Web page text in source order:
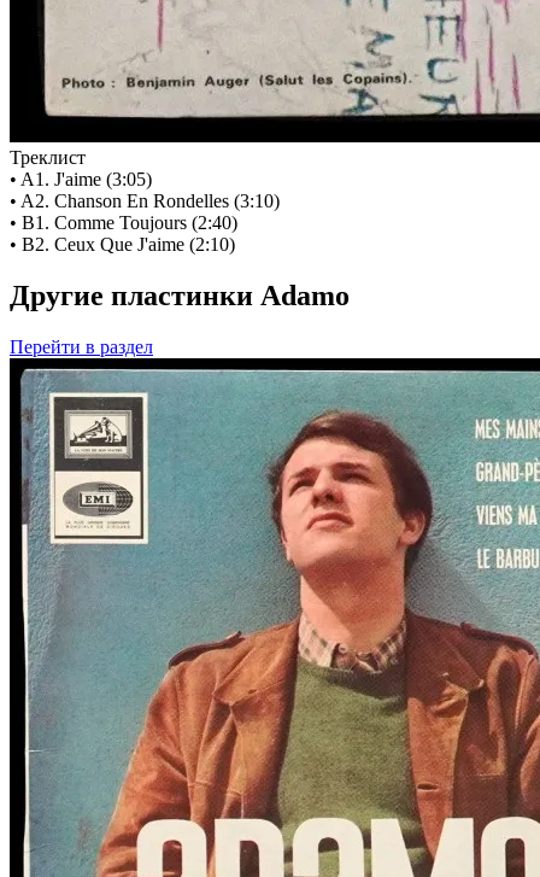
Треклист
• A1. J'aime (3:05)
• A2. Chanson En Rondelles (3:10)
• B1. Comme Toujours (2:40)
• B2. Ceux Que J'aime (2:10)
Другие пластинки Adamo
Перейти в раздел